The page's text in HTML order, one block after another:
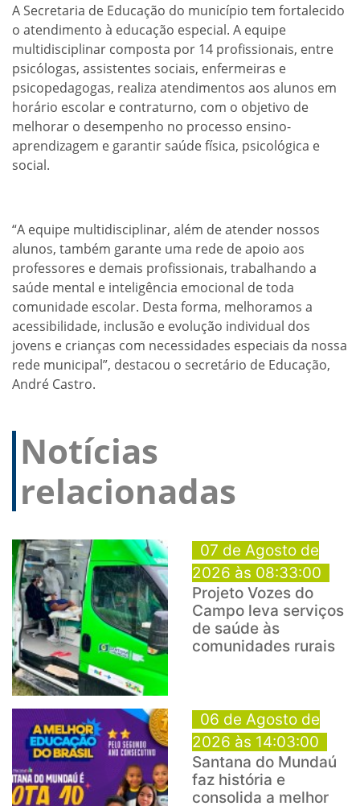
A Secretaria de Educação do município tem fortalecido
o atendimento à educação especial. A equipe
multidisciplinar composta por 14 profissionais, entre
psicólogas, assistentes sociais, enfermeiras e
psicopedagogas, realiza atendimentos aos alunos em
horário escolar e contraturno, com o objetivo de
melhorar o desempenho no processo ensino-
aprendizagem e garantir saúde física, psicológica e
social.
“A equipe multidisciplinar, além de atender nossos
alunos, também garante uma rede de apoio aos
professores e demais profissionais, trabalhando a
saúde mental e inteligência emocional de toda
comunidade escolar. Desta forma, melhoramos a
acessibilidade, inclusão e evolução individual dos
jovens e crianças com necessidades especiais da nossa
rede municipal”, destacou o secretário de Educação,
André Castro.
Notícias
relacionadas
07 de Agosto de
2026 às 08:33:00
Projeto Vozes do
Campo leva serviços
de saúde às
comunidades rurais
06 de Agosto de
2026 às 14:03:00
Santana do Mundaú
faz história e
consolida a melhor